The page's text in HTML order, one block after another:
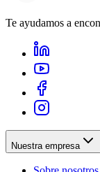
Te ayudamos a
Nuestra empresa